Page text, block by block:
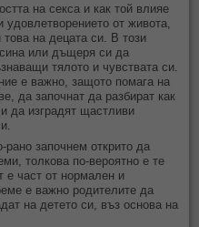
на секса и как той влияе
от живота,
на децата си. В този
или дъщеря си да
тялото и чувствата си.
е важно, защото помага на
да започнат да разбират как
да изградят щастливи
рано започнем открито да
толкова по-вероятно е те
е част от нормален и
е важно родителите да
на детето си, въз основа на